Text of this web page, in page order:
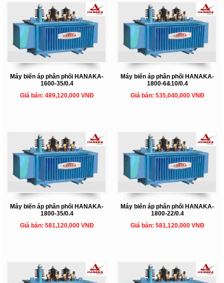
Máy biến áp phân phối HANAKA-
1600-35/0.4
Giá bán: 489,120,000 VNĐ
Máy biến áp phân phối HANAKA-
1800-6&10/0.4
Giá bán: 535,040,000 VNĐ
Máy biến áp phân phối HANAKA-
1800-35/0.4
Giá bán: 581,120,000 VNĐ
Máy biến áp phân phối HANAKA-
1800-22/0.4
Giá bán: 581,120,000 VNĐ